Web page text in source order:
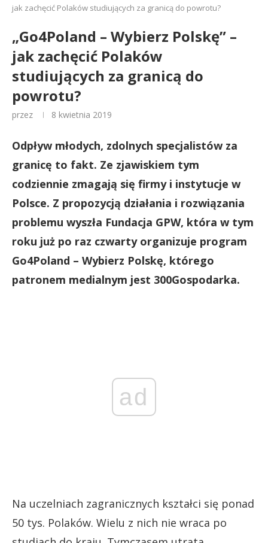
jak zachęcić Polaków studiujących za granicą do powrotu?
„Go4Poland – Wybierz Polskę” –
jak zachęcić Polaków
studiujących za granicą do
powrotu?
przez 8 kwietnia 2019
Odpływ młodych, zdolnych specjalistów za
granicę to fakt. Ze zjawiskiem tym
codziennie zmagają się firmy i instytucje w
Polsce. Z propozycją działania i rozwiązania
problemu wyszła Fundacja GPW, która w tym
roku już po raz czwarty organizuje program
Go4Poland – Wybierz Polskę, którego
patronem medialnym jest 300Gospodarka.
ad
Na uczelniach zagranicznych kształci się ponad
50 tys. Polaków. Wielu z nich nie wraca po